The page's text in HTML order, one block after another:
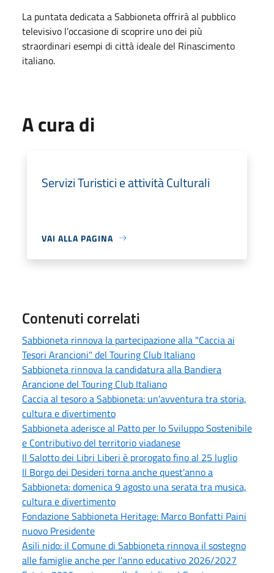
La puntata dedicata a Sabbioneta offrirà al pubblico
televisivo l’occasione di scoprire uno dei più
straordinari esempi di città ideale del Rinascimento
italiano.
A cura di
Servizi Turistici e attività Culturali
VAI ALLA PAGINA
Contenuti correlati
Sabbioneta rinnova la partecipazione alla "Caccia ai
Tesori Arancioni" del Touring Club Italiano
Sabbioneta rinnova la candidatura alla Bandiera
Arancione del Touring Club Italiano
Caccia al tesoro a Sabbioneta: un'avventura tra storia,
cultura e divertimento
Sabbioneta aderisce al Patto per lo Sviluppo Sostenibile
e Contributivo del territorio viadanese
Il Salotto dei Libri Liberi è prorogato fino al 25 luglio
Il Borgo dei Desideri torna anche quest'anno a
Sabbioneta: domenica 9 agosto una serata tra musica,
cultura e divertimento
Fondazione Sabbioneta Heritage: Marco Bonfatti Paini
nuovo Presidente
Asili nido: il Comune di Sabbioneta rinnova il sostegno
alle famiglie anche per l'anno educativo 2026/2027